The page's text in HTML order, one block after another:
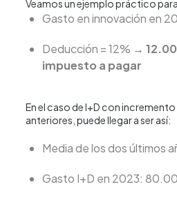
Veamos un ejemplo práctico
Gasto en innovación en
Deducción = 12% →
impuesto a pagar
En el caso de I+D con
anteriores, puede llegar a ser así:
Media de los dos últimos
Gasto I+D en 2023: